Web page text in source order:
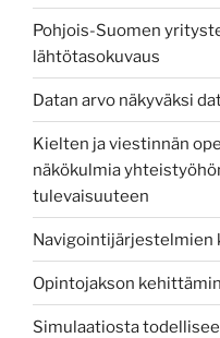
Pohjois-Suomen
lähtötasokuvaus
Datan arvo näkyväksi
Kielten ja viestinnän
näkökulmia
tulevaisuuteen
Navigointijärjestelmien
Opintojakson
Simulaatiosta